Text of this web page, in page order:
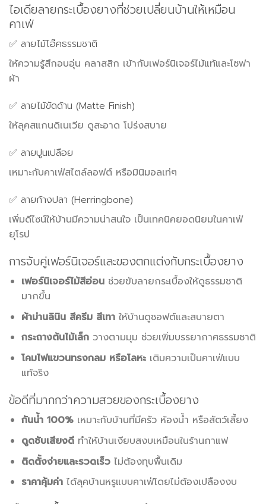
ไอเดียลายกระเบื้องยางที่ช่วยเปลี่ยนบ้านให้เหมือน
คาเฟ่
✅ ลายไม้โอ๊คธรรมชาติ
ให้ความรู้สึกอบอุ่น คลาสสิก เข้ากับเฟอร์นิเจอร์ไม้แท้และโซฟา
ผ้า
✅ ลายไม้ขัดด้าน (Matte Finish)
ให้ลุคสแกนดิเนเวีย ดูสะอาด โปร่งสบาย
✅ ลายปูนเปลือย
เหมาะกับคาเฟ่สไตล์ลอฟต์ หรือมินิมอลเท่ๆ
✅ ลายก้างปลา (Herringbone)
เพิ่มดีไซน์ให้บ้านมีความน่าสนใจ เป็นเทคนิคยอดนิยมในคาเฟ่
ยุโรป
การจับคู่เฟอร์นิเจอร์และของตกแต่งกับกระเบื้องยาง
เฟอร์นิเจอร์ไม้สีอ่อนช่วยขับลายกระเบื้องให้ดูธรรมชาติ
มากขึ้น
ผ้าม่านลินิน สีครีม สีเทาให้บ้านดูซอฟต์และสบายตา
กระถางต้นไม้เล็กวางตามมุม ช่วยเพิ่มบรรยากาศธรรมชาติ
โคมไฟแขวนทรงกลม หรือโลหะเติมความเป็นคาเฟ่แบบ
แท้จริง
ข้อดีที่มากกว่าความสวยของกระเบื้องยาง
กันน้ำ 100%เหมาะกับบ้านที่มีครัว ห้องน้ำ หรือสัตว์เลี้ยง
ดูดซับเสียงดีทำให้บ้านเงียบสงบเหมือนในร้านกาแฟ
ติดตั้งง่ายและรวดเร็วไม่ต้องทุบพื้นเดิม
ราคาคุ้มค่าได้ลุคบ้านหรูแบบคาเฟ่โดยไม่ต้องเปลืองงบ